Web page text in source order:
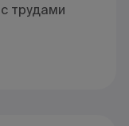
трудами